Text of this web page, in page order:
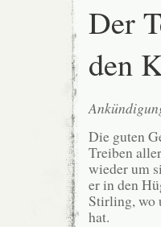
Der
den
Die guten
Treiben
wieder um
er in den
Stirling, wo
hat.